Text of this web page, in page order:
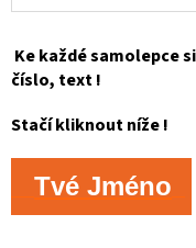
Ke každé samolepce
číslo, text !
Stačí kliknout níže !
Tvé Jméno